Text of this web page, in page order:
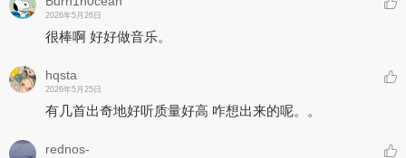
2026年5月26日
很棒啊 好好做音乐。
hqsta
2026年5月25日
有几首出奇地好听质量好高 咋想出来的呢。。
rednos-